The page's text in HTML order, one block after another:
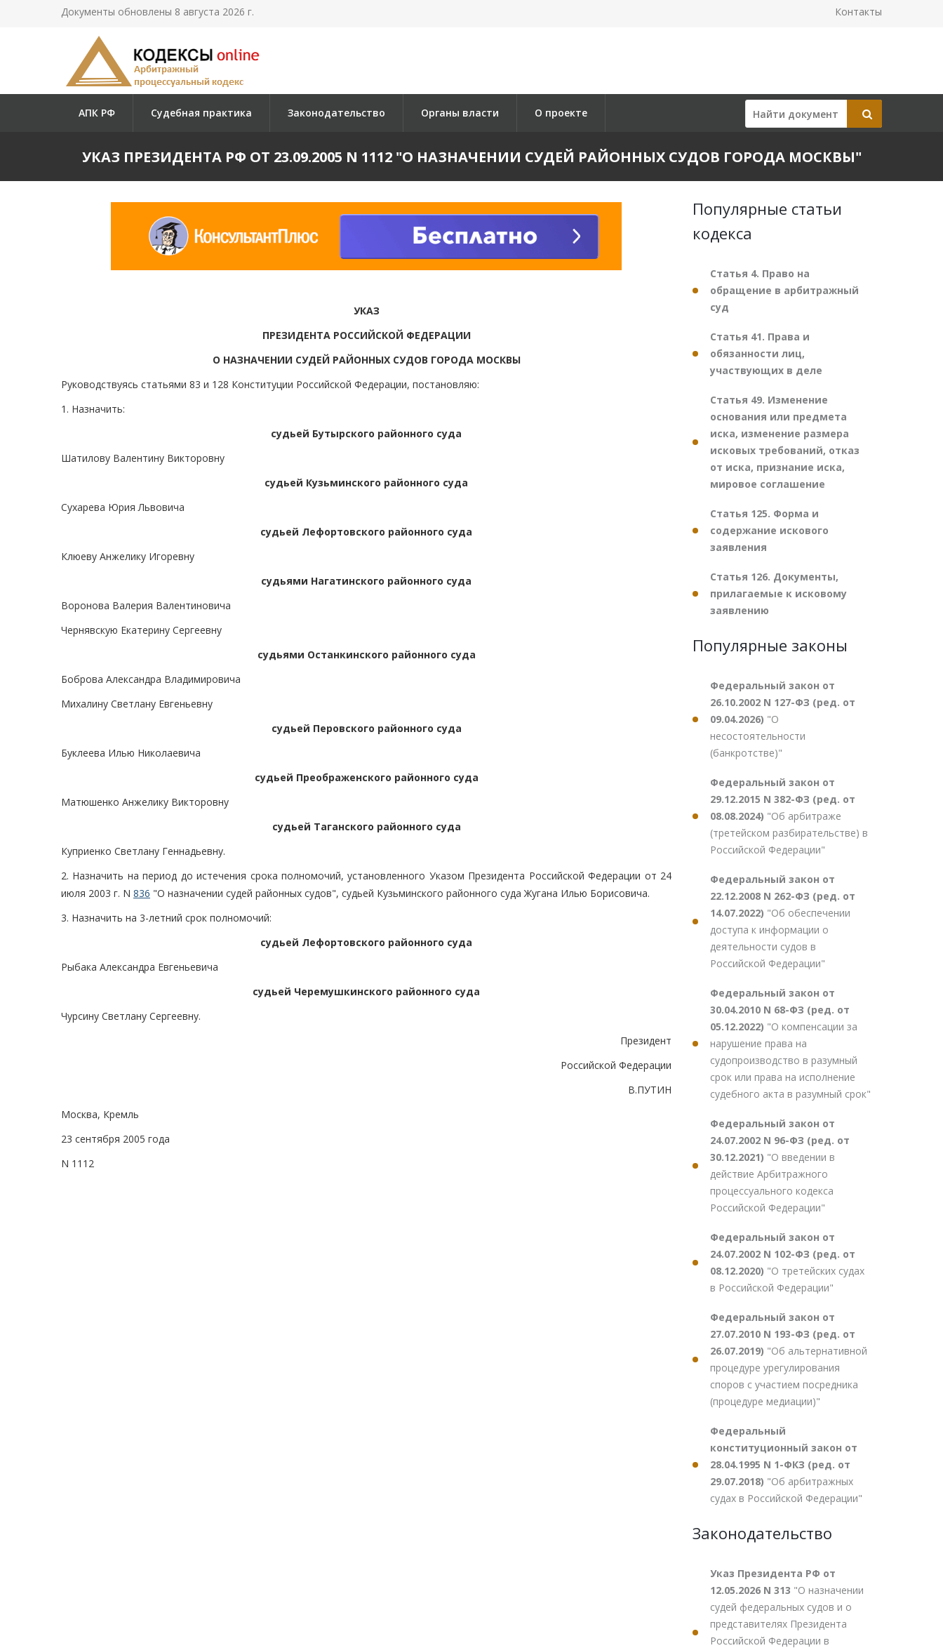
Документы обновлены 8 августа 2026 г. Контакты
АПК РФ Судебная практика Законодательство Органы власти О проекте
УКАЗ ПРЕЗИДЕНТА РФ ОТ 23.09.2005 N 1112 "О НАЗНАЧЕНИИ СУДЕЙ РАЙОННЫХ СУДОВ ГОРОДА МОСКВЫ"
УКАЗ
ПРЕЗИДЕНТА РОССИЙСКОЙ ФЕДЕРАЦИИ
О НАЗНАЧЕНИИ СУДЕЙ РАЙОННЫХ СУДОВ ГОРОДА МОСКВЫ
Руководствуясь статьями 83 и 128 Конституции Российской Федерации, постановляю:
1. Назначить:
судьей Бутырского районного суда
Шатилову Валентину Викторовну
судьей Кузьминского районного суда
Сухарева Юрия Львовича
судьей Лефортовского районного суда
Клюеву Анжелику Игоревну
судьями Нагатинского районного суда
Воронова Валерия Валентиновича
Чернявскую Екатерину Сергеевну
судьями Останкинского районного суда
Боброва Александра Владимировича
Михалину Светлану Евгеньевну
судьей Перовского районного суда
Буклеева Илью Николаевича
судьей Преображенского районного суда
Матюшенко Анжелику Викторовну
судьей Таганского районного суда
Куприенко Светлану Геннадьевну.
2. Назначить на период до истечения срока полномочий, установленного Указом Президента Российской Федерации от 24
июля 2003 г. N 836 "О назначении судей районных судов", судьей Кузьминского районного суда Жугана Илью Борисовича.
3. Назначить на 3-летний срок полномочий:
судьей Лефортовского районного суда
Рыбака Александра Евгеньевича
судьей Черемушкинского районного суда
Чурсину Светлану Сергеевну.
Президент
Российской Федерации
В.ПУТИН
Москва, Кремль
23 сентября 2005 года
N 1112
Популярные статьи
кодекса
Статья 4. Право на
обращение в арбитражный
суд
Статья 41. Права и
обязанности лиц,
участвующих в деле
Статья 49. Изменение
основания или предмета
иска, изменение размера
исковых требований, отказ
от иска, признание иска,
мировое соглашение
Статья 125. Форма и
содержание искового
заявления
Статья 126. Документы,
прилагаемые к исковому
заявлению
Популярные законы
Федеральный закон от
26.10.2002 N 127-ФЗ (ред. от
09.04.2026) "О
несостоятельности
(банкротстве)"
Федеральный закон от
29.12.2015 N 382-ФЗ (ред. от
08.08.2024) "Об арбитраже
(третейском разбирательстве) в
Российской Федерации"
Федеральный закон от
22.12.2008 N 262-ФЗ (ред. от
14.07.2022) "Об обеспечении
доступа к информации о
деятельности судов в
Российской Федерации"
Федеральный закон от
30.04.2010 N 68-ФЗ (ред. от
05.12.2022) "О компенсации за
нарушение права на
судопроизводство в разумный
срок или права на исполнение
судебного акта в разумный срок"
Федеральный закон от
24.07.2002 N 96-ФЗ (ред. от
30.12.2021) "О введении в
действие Арбитражного
процессуального кодекса
Российской Федерации"
Федеральный закон от
24.07.2002 N 102-ФЗ (ред. от
08.12.2020) "О третейских судах
в Российской Федерации"
Федеральный закон от
27.07.2010 N 193-ФЗ (ред. от
26.07.2019) "Об альтернативной
процедуре урегулирования
споров с участием посредника
(процедуре медиации)"
Федеральный
конституционный закон от
28.04.1995 N 1-ФКЗ (ред. от
29.07.2018) "Об арбитражных
судах в Российской Федерации"
Законодательство
Указ Президента РФ от
12.05.2026 N 313 "О назначении
судей федеральных судов и о
представителях Президента
Российской Федерации в